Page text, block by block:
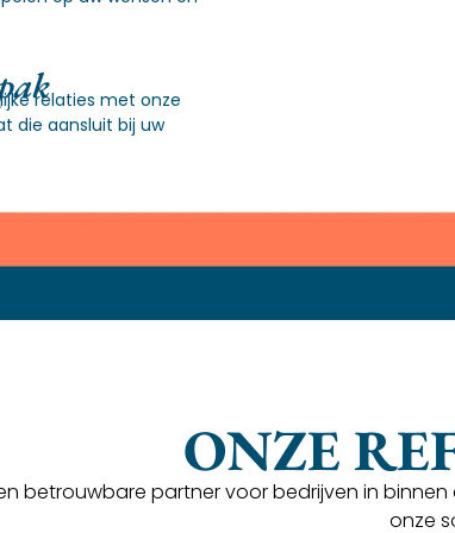
relaties met onze
die aansluit bij uw
ONZE
betrouwbare partner voor bedrijven in
onze